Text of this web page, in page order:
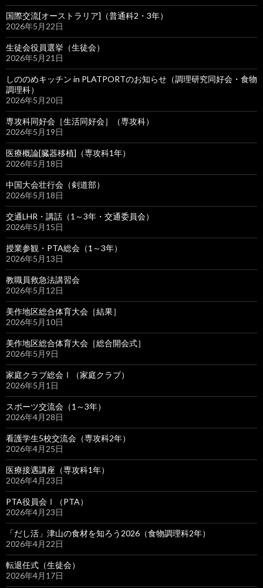
国際交流[オーストラリア]（普通科2・3年）
2026年5月22日
生徒会役員選挙（生徒会）
2026年5月21日
しののめキッチン in PLATPORTのお知らせ（調理研究同好会・食物
調理科）
2026年5月20日
専攻科同好会［生活同好会］（専攻科）
2026年5月19日
医療概論[臓器移植]（専攻科1年）
2026年5月18日
中国大会壮行会（剣道部）
2026年5月18日
交通LHR・講話（1～3年・交通委員会）
2026年5月15日
授業参観・PTA総会（1～3年）
2026年5月13日
教職員救急法講習会
2026年5月12日
美作地区総合体育大会［結果］
2026年5月10日
美作地区総合体育大会［総合開会式］
2026年5月9日
家庭クラブ総会Ⅰ（家庭クラブ）
2026年5月1日
スポーツ交流会（1～3年）
2026年4月28日
看護学生5校交流会（専攻科2年）
2026年4月25日
医療接遇講座（専攻科1年）
2026年4月23日
PTA役員会Ⅰ（PTA）
2026年4月23日
「だし活」津山の食材を知ろう2026（食物調理科2年）
2026年4月22日
転退任式（生徒会）
2026年4月17日